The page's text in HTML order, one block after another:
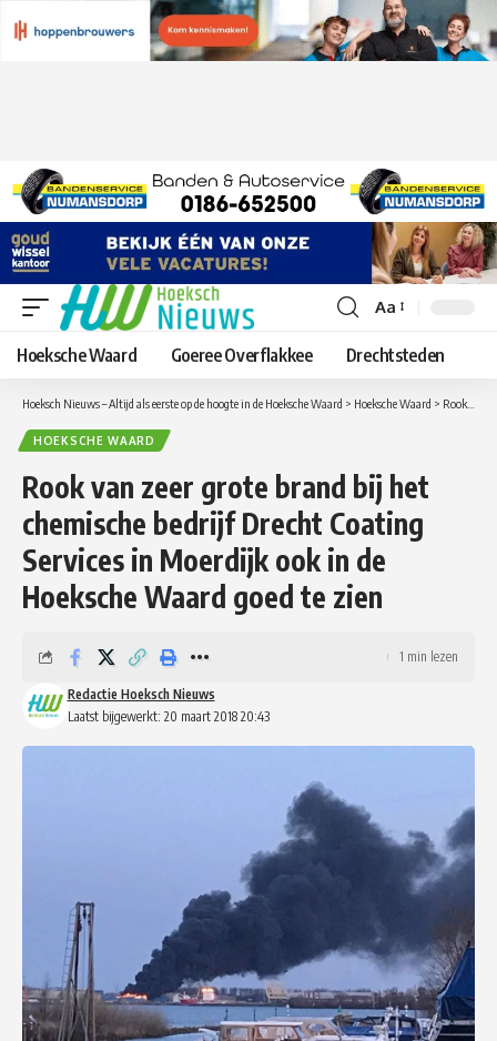
Lettergrootte
aanpassen
Aa
Hoeksche Waard Goeree Overflakkee Drechtsteden
Hoeksch Nieuws – Altijd als eerste op de hoogte in de Hoeksche Waard > Hoeksche Waard > Rook van zeer grote brand bij het chemische bedrijf Drecht Coating Services in Moerdijk ook in de Hoeksche Waard goed te zien
HOEKSCHE WAARD
Rook van zeer grote brand bij het
chemische bedrijf Drecht Coating
Services in Moerdijk ook in de
Hoeksche Waard goed te zien
Laatst bijgewerkt: 20 maart 2018 20:43
Redactie Hoeksch Nieuws
1 min lezen